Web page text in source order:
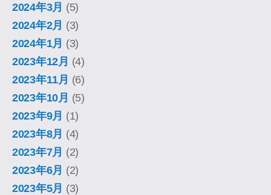
2024年3月 (5)
2024年2月 (3)
2024年1月 (3)
2023年12月 (4)
2023年11月 (6)
2023年10月 (5)
2023年9月 (1)
2023年8月 (4)
2023年7月 (2)
2023年6月 (2)
2023年5月 (3)